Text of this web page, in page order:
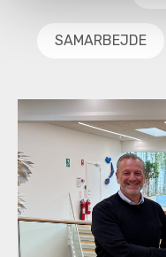
SAMARBEJDE